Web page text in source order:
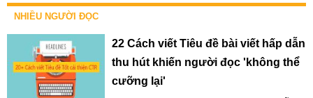
NHIỀU NGƯỜI ĐỌC
22 Cách viết Tiêu đề bài viết hấp dẫn
thu hút khiến người đọc 'không thể
cưỡng lại'